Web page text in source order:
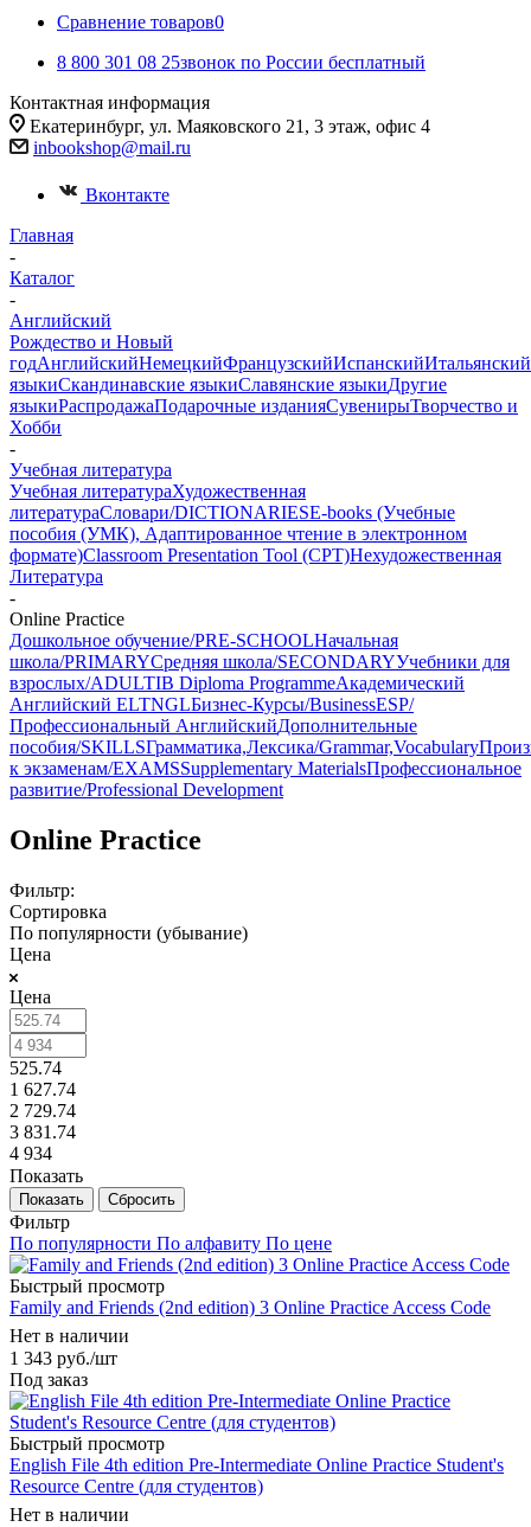
Сравнение товаров0
8 800 301 08 25звонок по России бесплатный
Контактная информация
Екатеринбург, ул. Маяковского 21, 3 этаж, офис 4
inbookshop@mail.ru
Вконтакте
Главная
-
Каталог
-
Английский
Рождество и Новый
годАнглийскийНемецкийФранцузскийИспанскийИтальянский
языкиСкандинавские языкиСлавянские языкиДругие
языкиРаспродажаПодарочные изданияСувенирыТворчество и
Хобби
-
Учебная литература
Учебная литератураХудожественная
литератураСловари/DICTIONARIESE-books (Учебные
пособия (УМК), Адаптированное чтение в электронном
формате)Classroom Presentation Tool (CPT)Нехудожественная
Литература
-
Online Practice
Дошкольное обучение/PRE-SCHOOLНачальная
школа/PRIMARYСредняя школа/SECONDARYУчебники для
взрослых/ADULTIB Diploma ProgrammeАкадемический
Английский ELTNGLБизнес-Курсы/BusinessESP/
Профессиональный АнглийскийДополнительные
пособия/SKILLSГрамматика,Лексика/Grammar,Vocabulary
к экзаменам/EXAMSSupplementary MaterialsПрофессиональное
развитие/Professional Development
Online Practice
Фильтр:
Сортировка
По популярности (убывание)
Цена
Цена
525.74
1 627.74
2 729.74
3 831.74
4 934
Показать
Сбросить
Фильтр
По популярности По алфавиту По цене
Быстрый просмотр
Family and Friends (2nd edition) 3 Online Practice Access Code
Нет в наличии
1 343 руб./шт
Под заказ
Быстрый просмотр
English File 4th edition Pre-Intermediate Online Practice Student's
Resource Centre (для студентов)
Нет в наличии